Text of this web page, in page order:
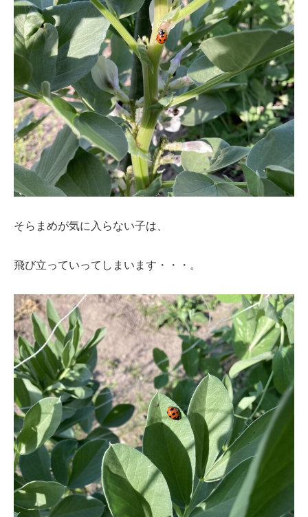
そらまめが気に入らない子は、
飛び立っていってしまいます・・・。